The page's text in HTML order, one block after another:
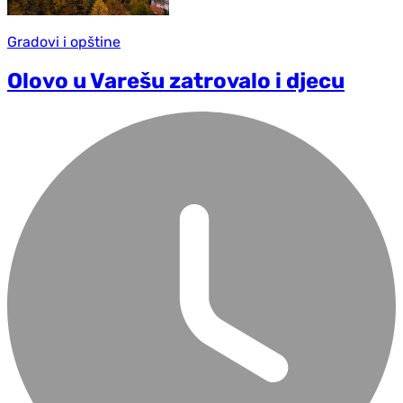
Gradovi i opštine
Olovo u Varešu zatrovalo i d‌jecu